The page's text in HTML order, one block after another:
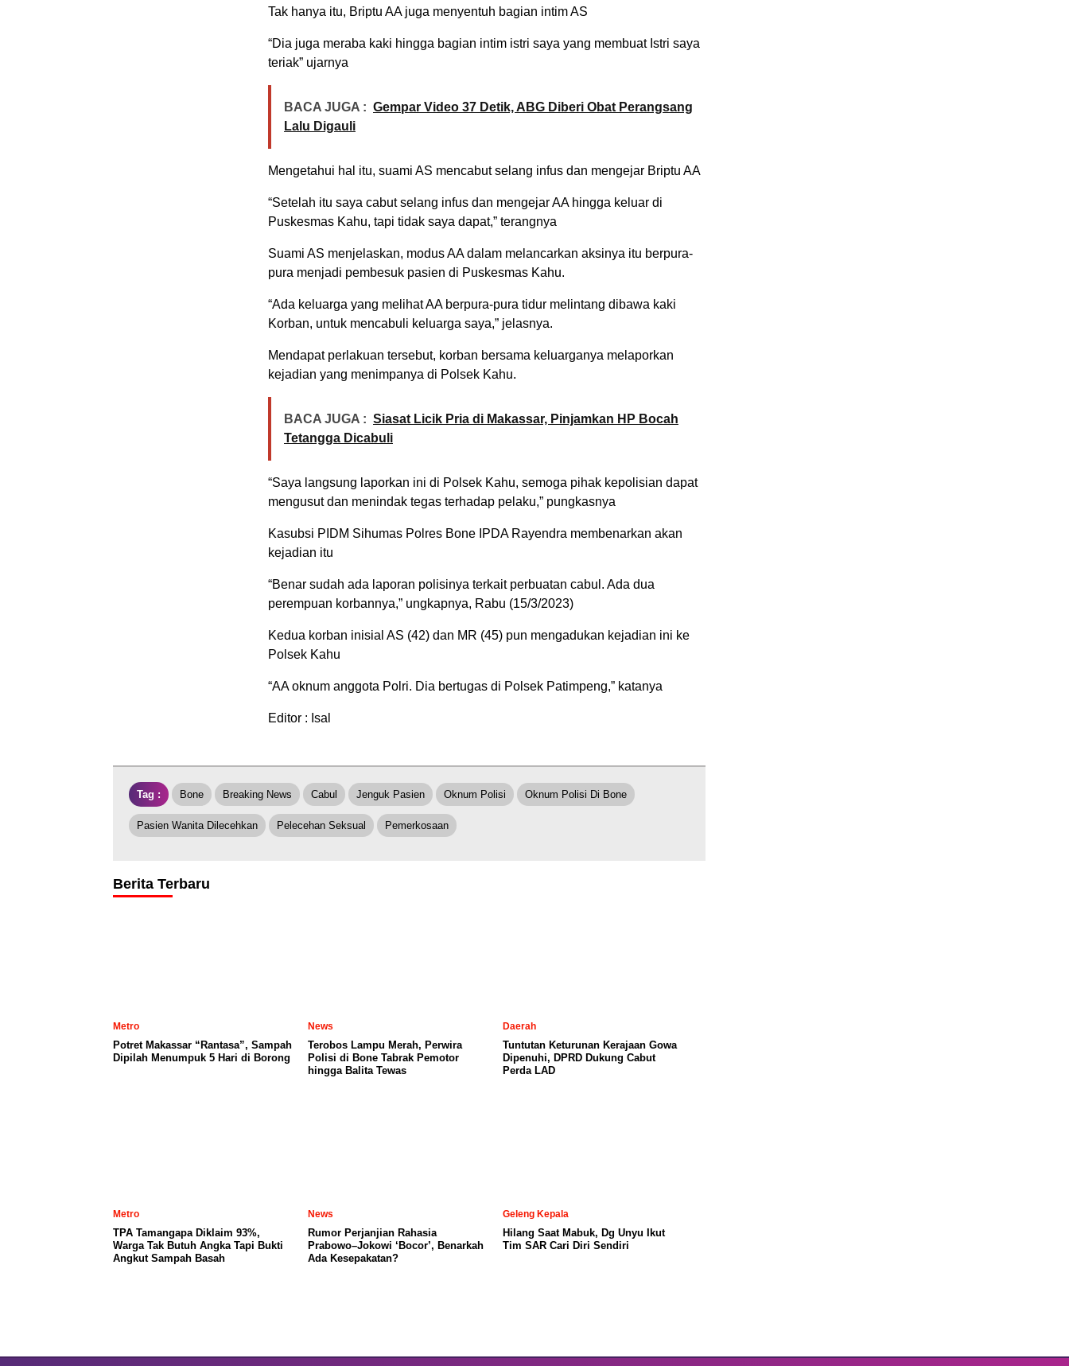
Tak hanya itu, Briptu AA juga menyentuh bagian intim AS
“Dia juga meraba kaki hingga bagian intim istri saya yang membuat Istri saya
teriak” ujarnya
BACA JUGA : Gempar Video 37 Detik, ABG Diberi Obat Perangsang
Lalu Digauli
Mengetahui hal itu, suami AS mencabut selang infus dan mengejar Briptu AA
“Setelah itu saya cabut selang infus dan mengejar AA hingga keluar di
Puskesmas Kahu, tapi tidak saya dapat,” terangnya
Suami AS menjelaskan, modus AA dalam melancarkan aksinya itu berpura-
pura menjadi pembesuk pasien di Puskesmas Kahu.
“Ada keluarga yang melihat AA berpura-pura tidur melintang dibawa kaki
Korban, untuk mencabuli keluarga saya,” jelasnya.
Mendapat perlakuan tersebut, korban bersama keluarganya melaporkan
kejadian yang menimpanya di Polsek Kahu.
BACA JUGA : Siasat Licik Pria di Makassar, Pinjamkan HP Bocah
Tetangga Dicabuli
“Saya langsung laporkan ini di Polsek Kahu, semoga pihak kepolisian dapat
mengusut dan menindak tegas terhadap pelaku,” pungkasnya
Kasubsi PIDM Sihumas Polres Bone IPDA Rayendra membenarkan akan
kejadian itu
“Benar sudah ada laporan polisinya terkait perbuatan cabul. Ada dua
perempuan korbannya,” ungkapnya, Rabu (15/3/2023)
Kedua korban inisial AS (42) dan MR (45) pun mengadukan kejadian ini ke
Polsek Kahu
“AA oknum anggota Polri. Dia bertugas di Polsek Patimpeng,” katanya
Editor : Isal
Tag : Bone Breaking News Cabul Jenguk Pasien Oknum Polisi Oknum Polisi Di Bone
Pasien Wanita Dilecehkan Pelecehan Seksual Pemerkosaan
Berita Terbaru
Metro
Potret Makassar “Rantasa”, Sampah
Dipilah Menumpuk 5 Hari di Borong
News
Terobos Lampu Merah, Perwira
Polisi di Bone Tabrak Pemotor
hingga Balita Tewas
Daerah
Tuntutan Keturunan Kerajaan Gowa
Dipenuhi, DPRD Dukung Cabut
Perda LAD
Metro
TPA Tamangapa Diklaim 93%,
Warga Tak Butuh Angka Tapi Bukti
Angkut Sampah Basah
News
Rumor Perjanjian Rahasia
Prabowo–Jokowi ‘Bocor’, Benarkah
Ada Kesepakatan?
Geleng Kepala
Hilang Saat Mabuk, Dg Unyu Ikut
Tim SAR Cari Diri Sendiri